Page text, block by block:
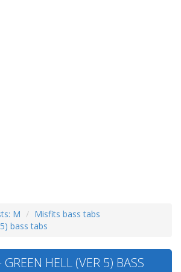
M
Misfits bass tabs
bass tabs
HELL (VER 5) BASS